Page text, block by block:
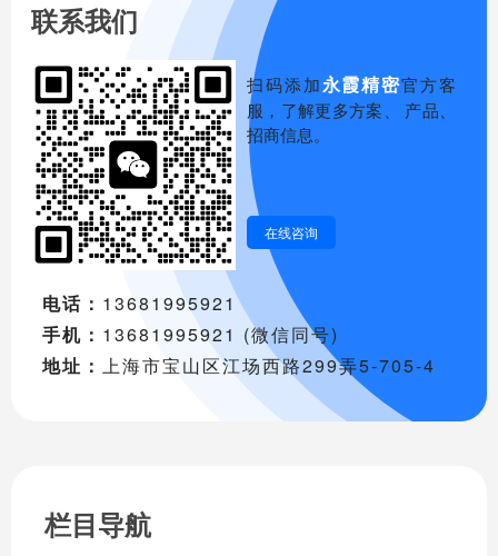
联系我们
扫码添加永霞精密官方客
服，了解更多方案、 产品、
招商信息。
在线咨询
电话： 13681995921
手机： 13681995921 (微信同号)
地址： 上海市宝山区江场西路299弄5-705-4
栏目导航